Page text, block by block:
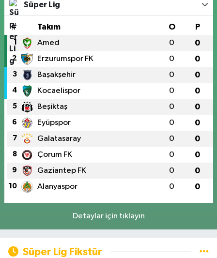
Süper Lig
# Takım O P
1 Amed 0 0
2 Erzurumspor FK 0 0
3 Başakşehir 0 0
4 Kocaelispor 0 0
5 Beşiktaş 0 0
6 Eyüpspor 0 0
7 Galatasaray 0 0
8 Çorum FK 0 0
9 Gaziantep FK 0 0
10 Alanyaspor 0 0
Detaylar için tıklayın
Süper Lig Fikstür